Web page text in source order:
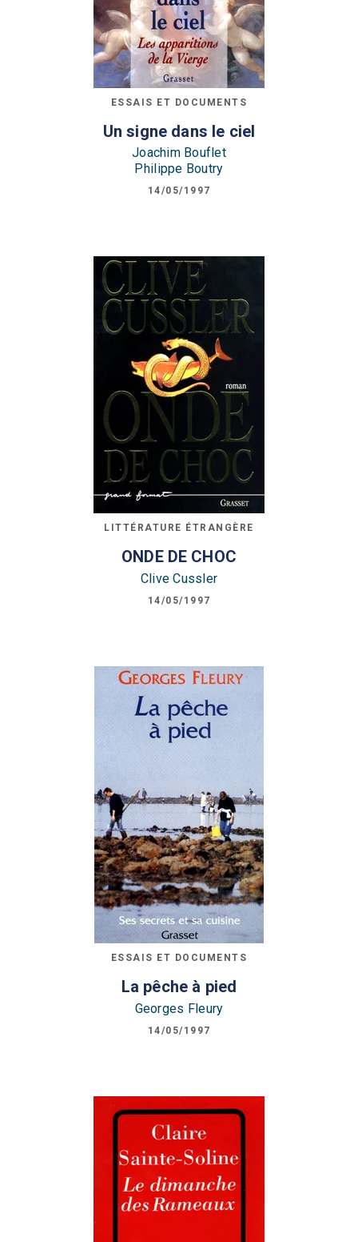
ESSAIS ET DOCUMENTS
Un signe dans le ciel
Joachim Bouflet
Philippe Boutry
14/05/1997
LITTÉRATURE ÉTRANGÈRE
ONDE DE CHOC
Clive Cussler
14/05/1997
ESSAIS ET DOCUMENTS
La pêche à pied
Georges Fleury
14/05/1997